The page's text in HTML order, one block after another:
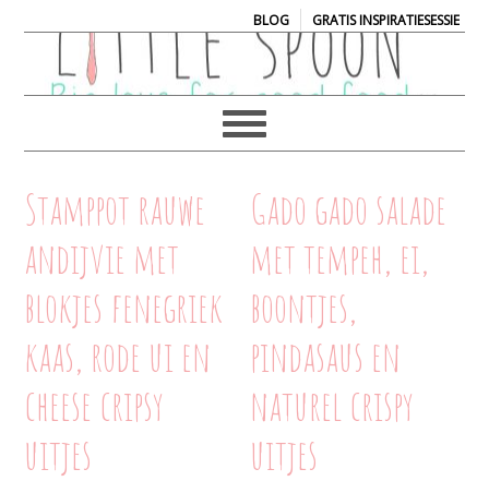
BLOG| GRATIS INSPIRATIESESSIE
Stamppot rauwe
andijvie met
blokjes fenegriek
kaas, rode ui en
cheese cripsy
uitjes
Gado gado salade
met tempeh, ei,
boontjes,
pindasaus en
naturel crispy
uitjes